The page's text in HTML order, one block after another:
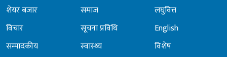
शेयर बजार
विचार
सम्पादकीय
समाज
सूचना प्रविधि
स्वास्थ्य
लघुवित्त
English
विशेष